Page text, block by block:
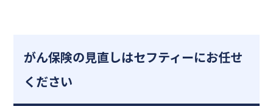
がん保険の見直しはセフティーにお任せ
ください